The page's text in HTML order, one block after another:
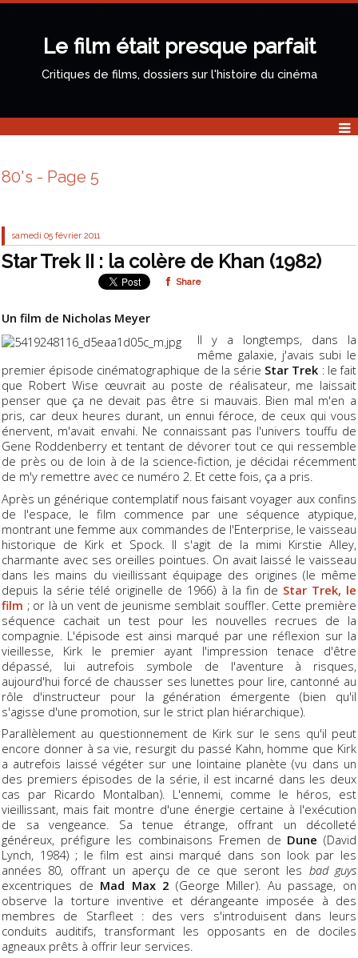
Le film était presque parfait
Critiques de films, dossiers sur l'histoire du cinéma
80's - Page 5
samedi 05 février 2011
Star Trek II : la colère de Khan (1982)
Share
Un film de Nicholas Meyer
Il y a longtemps, dans la
même galaxie, j'avais subi le
premier épisode cinématographique de la série Star Trek : le fait
que Robert Wise œuvrait au poste de réalisateur, me laissait
penser que ça ne devait pas être si mauvais. Bien mal m'en a
pris, car deux heures durant, un ennui féroce, de ceux qui vous
énervent, m'avait envahi. Ne connaissant pas l'univers touffu de
Gene Roddenberry et tentant de dévorer tout ce qui ressemble
de près ou de loin à de la science-fiction, je décidai récemment
de m'y remettre avec ce numéro 2. Et cette fois, ça a pris.
Après un générique contemplatif nous faisant voyager aux confins
de l'espace, le film commence par une séquence atypique,
montrant une femme aux commandes de l'Enterprise, le vaisseau
historique de Kirk et Spock. Il s'agit de la mimi Kirstie Alley,
charmante avec ses oreilles pointues. On avait laissé le vaisseau
dans les mains du vieillissant équipage des origines (le même
depuis la série télé originelle de 1966) à la fin de Star Trek, le
film ; or là un vent de jeunisme semblait souffler. Cette première
séquence cachait un test pour les nouvelles recrues de la
compagnie. L'épisode est ainsi marqué par une réflexion sur la
vieillesse, Kirk le premier ayant l'impression tenace d'être
dépassé, lui autrefois symbole de l'aventure à risques,
aujourd'hui forcé de chausser ses lunettes pour lire, cantonné au
rôle d'instructeur pour la génération émergente (bien qu'il
s'agisse d'une promotion, sur le strict plan hiérarchique).
Parallèlement au questionnement de Kirk sur le sens qu'il peut
encore donner à sa vie, resurgit du passé Kahn, homme que Kirk
a autrefois laissé végéter sur une lointaine planète (vu dans un
des premiers épisodes de la série, il est incarné dans les deux
cas par Ricardo Montalban). L'ennemi, comme le héros, est
vieillissant, mais fait montre d'une énergie certaine à l'exécution
de sa vengeance. Sa tenue étrange, offrant un décolleté
généreux, préfigure les combinaisons Fremen de Dune (David
Lynch, 1984) ; le film est ainsi marqué dans son look par les
années 80, offrant un aperçu de ce que seront les bad guys
excentriques de Mad Max 2 (George Miller). Au passage, on
observe la torture inventive et dérangeante imposée à des
membres de Starfleet : des vers s'introduisent dans leurs
conduits auditifs, transformant les opposants en de dociles
agneaux prêts à offrir leur services.